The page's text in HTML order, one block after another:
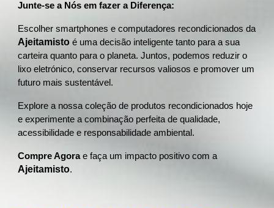
Junte-se a Nós em fazer a Diferença:
Escolher smartphones e computadores recondicionados da
Ajeitamisto é uma decisão inteligente tanto para a sua
carteira quanto para o planeta. Juntos, podemos reduzir o
lixo eletrónico, conservar recursos valiosos e promover um
futuro mais sustentável.
Explore a nossa coleção de produtos recondicionados hoje
e experimente a combinação perfeita de qualidade,
acessibilidade e responsabilidade ambiental.
Compre Agorae faça um impacto positivo com a
Ajeitamisto.